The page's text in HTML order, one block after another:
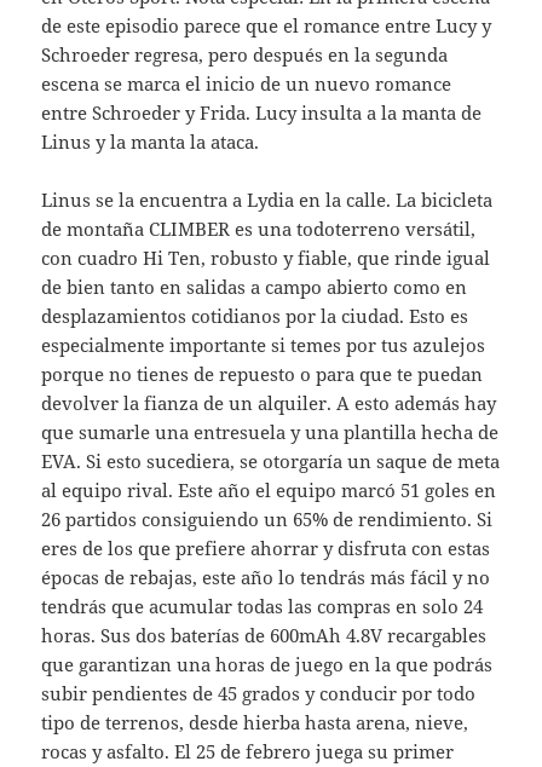
de este episodio parece que el romance entre Lucy y
Schroeder regresa, pero después en la segunda
escena se marca el inicio de un nuevo romance
entre Schroeder y Frida. Lucy insulta a la manta de
Linus y la manta la ataca.
Linus se la encuentra a Lydia en la calle. La bicicleta
de montaña CLIMBER es una todoterreno versátil,
con cuadro Hi Ten, robusto y fiable, que rinde igual
de bien tanto en salidas a campo abierto como en
desplazamientos cotidianos por la ciudad. Esto es
especialmente importante si temes por tus azulejos
porque no tienes de repuesto o para que te puedan
devolver la fianza de un alquiler. A esto además hay
que sumarle una entresuela y una plantilla hecha de
EVA. Si esto sucediera, se otorgaría un saque de meta
al equipo rival. Este año el equipo marcó 51 goles en
26 partidos consiguiendo un 65% de rendimiento. Si
eres de los que prefiere ahorrar y disfruta con estas
épocas de rebajas, este año lo tendrás más fácil y no
tendrás que acumular todas las compras en solo 24
horas. Sus dos baterías de 600mAh 4.8V recargables
que garantizan una horas de juego en la que podrás
subir pendientes de 45 grados y conducir por todo
tipo de terrenos, desde hierba hasta arena, nieve,
rocas y asfalto. El 25 de febrero juega su primer